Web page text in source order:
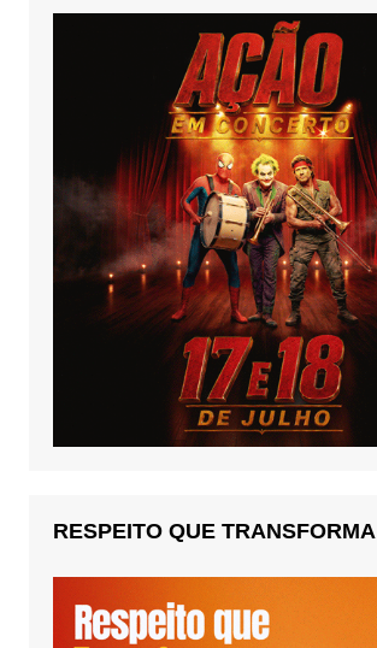
RESPEITO QUE TRANSFORMA